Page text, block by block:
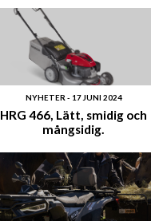
NYHETER - 17 JUNI 2024
HRG 466, Lätt, smidig och
mångsidig.